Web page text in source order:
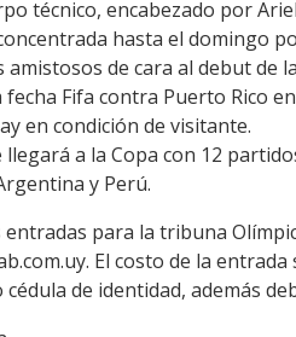
técnico, encabezado por
hasta el domingo
de cara al debut de
Fifa contra Puerto Rico
en condición de visitante.
llegará a la Copa con 12
y Perú.
entradas para la tribuna
El costo de la
de identidad, además